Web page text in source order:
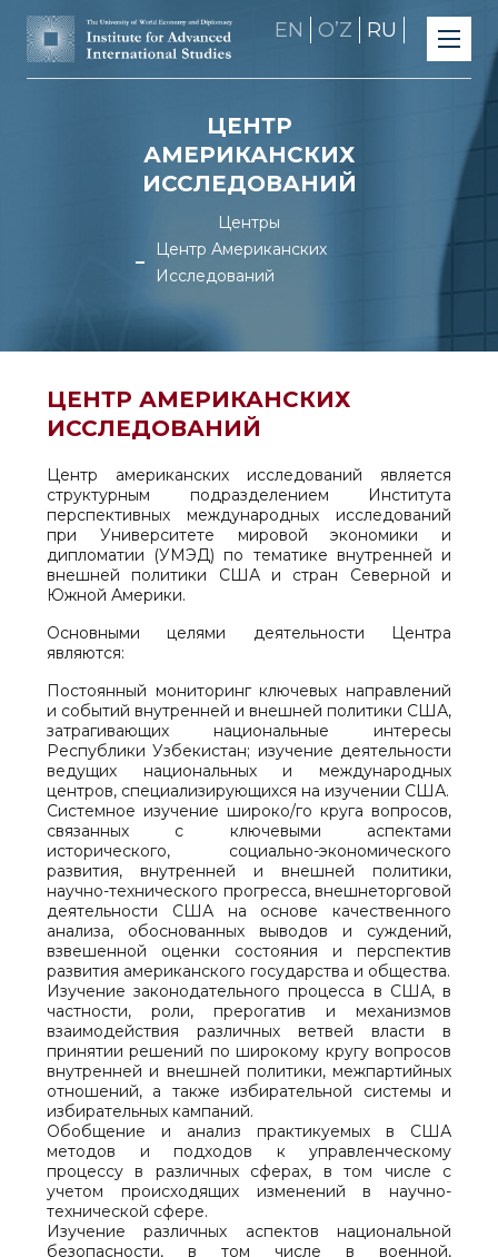
EN OʼZ RU
ЦЕНТР
АМЕРИКАНСКИХ
ИССЛЕДОВАНИЙ
Центры
Центр Американских
Исследований
ЦЕНТР АМЕРИКАНСКИХ
ИССЛЕДОВАНИЙ
Центр американских исследований является
структурным подразделением Института
перспективных международных исследований
при Университете мировой экономики и
дипломатии (УМЭД) по тематике внутренней и
внешней политики США и стран Северной и
Южной Америки.
Основными целями деятельности Центра
являются:
Постоянный мониторинг ключевых направлений
и событий внутренней и внешней политики США,
затрагивающих национальные интересы
Республики Узбекистан; изучение деятельности
ведущих национальных и международных
центров, специализирующихся на изучении США.
Системное изучение широко/го круга вопросов,
связанных с ключевыми аспектами
исторического, социально-экономического
развития, внутренней и внешней политики,
научно-технического прогресса, внешнеторговой
деятельности США на основе качественного
анализа, обоснованных выводов и суждений,
взвешенной оценки состояния и перспектив
развития американского государства и общества.
Изучение законодательного процесса в США, в
частности, роли, прерогатив и механизмов
взаимодействия различных ветвей власти в
принятии решений по широкому кругу вопросов
внутренней и внешней политики, межпартийных
отношений, а также избирательной системы и
избирательных кампаний.
Обобщение и анализ практикуемых в США
методов и подходов к управленческому
процессу в различных сферах, в том числе с
учетом происходящих изменений в научно-
технической сфере.
Изучение различных аспектов национальной
безопасности, в том числе в военной,